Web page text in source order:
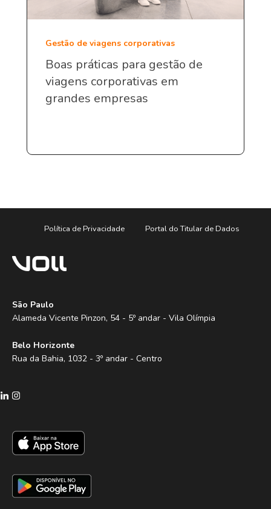
Gestão de viagens corporativas
Boas práticas para gestão de
viagens corporativas em
grandes empresas
Política de Privacidade Portal do Titular de Dados
São Paulo
Alameda Vicente Pinzon, 54 - 5º andar - Vila Olímpia
Belo Horizonte
Rua da Bahia, 1032 - 3º andar - Centro